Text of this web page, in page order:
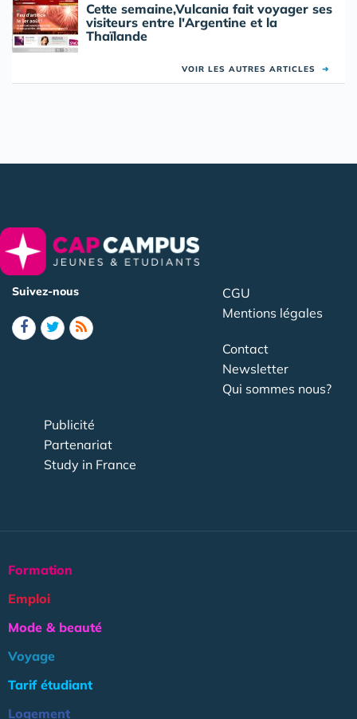
Cette semaine,Vulcania fait voyager ses
visiteurs entre l'Argentine et la
Thaïlande
VOIR LES AUTRES ARTICLES ➜
Suivez-nous
CGU
Mentions légales
Contact
Newsletter
Qui sommes nous?
Publicité
Partenariat
Study in France
Formation
Emploi
Mode & beauté
Voyage
Tarif étudiant
Logement